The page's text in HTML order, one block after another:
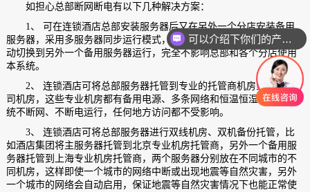
如担心总部断网断电有以下几种解决方案：
1、 可在连锁酒店总部安装服务器后又在另外一个分店安装备用
服务器，采用多服务器同步运行模式，总部服务器出现网络中断后自
动切换到另外一个备用服务器运行，完全不影响总部和各个分店使用
本系统。
2、 连锁酒店可将总部服务器托管到专业的托管商机房或电信公
司机房，这些专业机房都有备用电源、多条网络和恒温恒湿，保证系
统不断网、不断电运行，任何地方访问都不受影响。
3、 连锁酒店可将总部服务器进行双线机房、双机备份托管，比
如酒店集团将主服务器托管到北京专业机房托管商，另外一个备用服
务器托管到上海专业机房托管商，两个服务器分别放在不同城市的不
同机房，这样即使一个城市的网络中断或出现地震等自然灾害，另外
一个城市的网络会自动启用，保证地震等自然灾害情况下也能正常使